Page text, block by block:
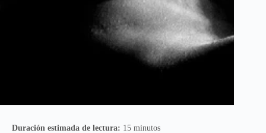
Duración estimada de lectura: 15 minutos